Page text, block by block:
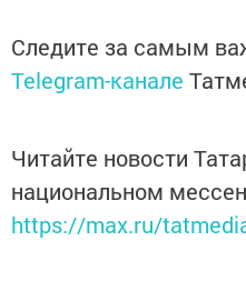
Следите за самым
Telegram-канале
Читайте новости
национальном
https://max.ru/